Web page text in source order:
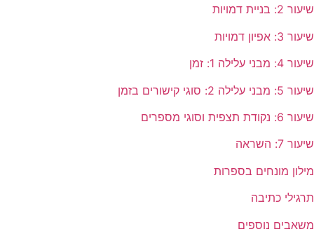
שיעור 2: בניית דמויות
שיעור 3: אפיון דמויות
שיעור 4: מבני עלילה 1: זמן
שיעור 5: מבני עלילה 2: סוגי קישורים בזמן
שיעור 6: נקודת תצפית וסוגי מספרים
שיעור 7: השראה
מילון מונחים בספרות
תרגילי כתיבה
משאבים נוספים